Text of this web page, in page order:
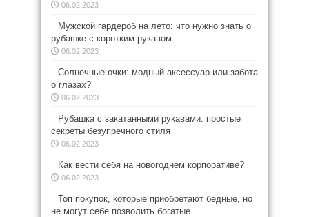
06.02.2023
Мужской гардероб на лето: что нужно знать о
рубашке с коротким рукавом
06.02.2023
Солнечные очки: модный аксессуар или забота
о глазах?
06.02.2023
Рубашка с закатанными рукавами: простые
секреты безупречного стиля
06.02.2023
Как вести себя на новогоднем корпоративе?
06.02.2023
Топ покупок, которые приобретают бедные, но
не могут себе позволить богатые